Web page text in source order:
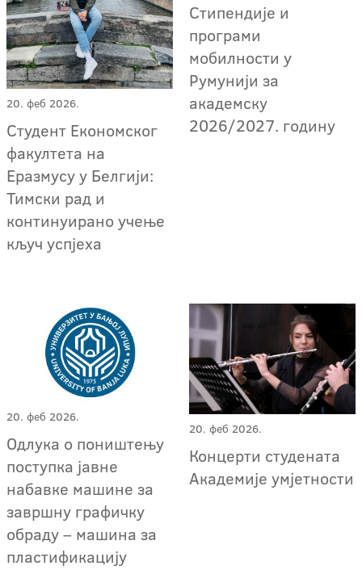
20. феб 2026.
Студент Економског
факултета на
Еразмусу у Белгији:
Тимски рад и
континуирано учење
кључ успјеха
Стипендије и
програми
мобилности у
Румунији за
академску
2026/2027. годину
20. феб 2026.
Одлука о поништењу
поступкa јавне
набавке машине за
завршну графичку
обраду – машина за
пластификацију
20. феб 2026.
Концерти студената
Академије умјетности